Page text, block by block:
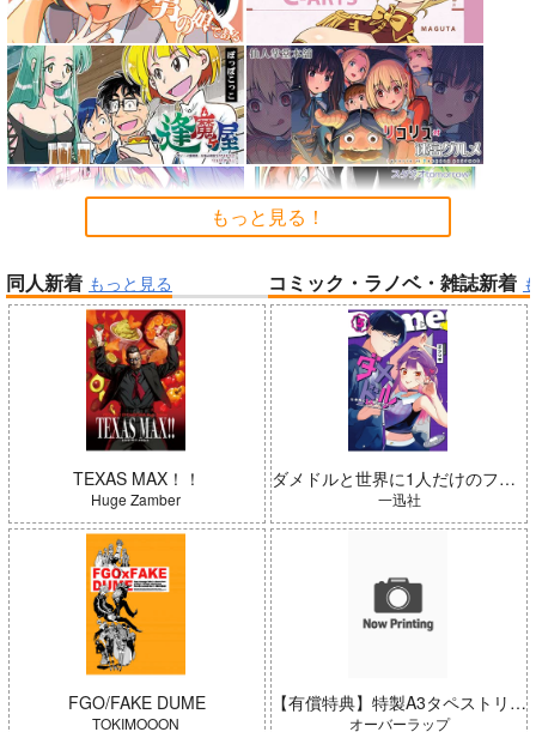
孤独だった国民的美少女の妹を一晩
泊めたら懐かれた
人狼機ウィンヴルガ ー叛逆篇ー 5
魔王マーラ煩悩学園 ～勇者、教師に
時々ボソッとロシア語でデレる勇者
のアーリャさん
帝国機神ヴォルカミオン 2 ふかふかダンジョン攻略記 19
「魔法少女リリカルなのは EX
CEEDS Gun Blaze Vengeanc
e」オープニングテーマ CRIM
インゴクダンチ
Peachful Story(通常盤)/桃鈴 Summer Challenger/水瀬いの
り
春夏秋冬代行者 春の舞
「ポケモン feat. 初音ミク VO
LTAGE Live！」Blu-ray特装
盤
もっと見る！
同人新着 もっと見る
TEXAS MAX！！
Huge Zamber
FGO/FAKE DUME
TOKIMOOON
コミック・ラノベ・雑誌新着
ダメドルと世界に1人だけのファン 5
一迅社
【有償特典】特製A3タペストリー（姫騎士学園の下剋上性活 1）
オーバーラップ